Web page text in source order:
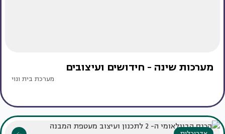
מערכות שינה - חידושים ועיצובים
מערכת בית ונוי